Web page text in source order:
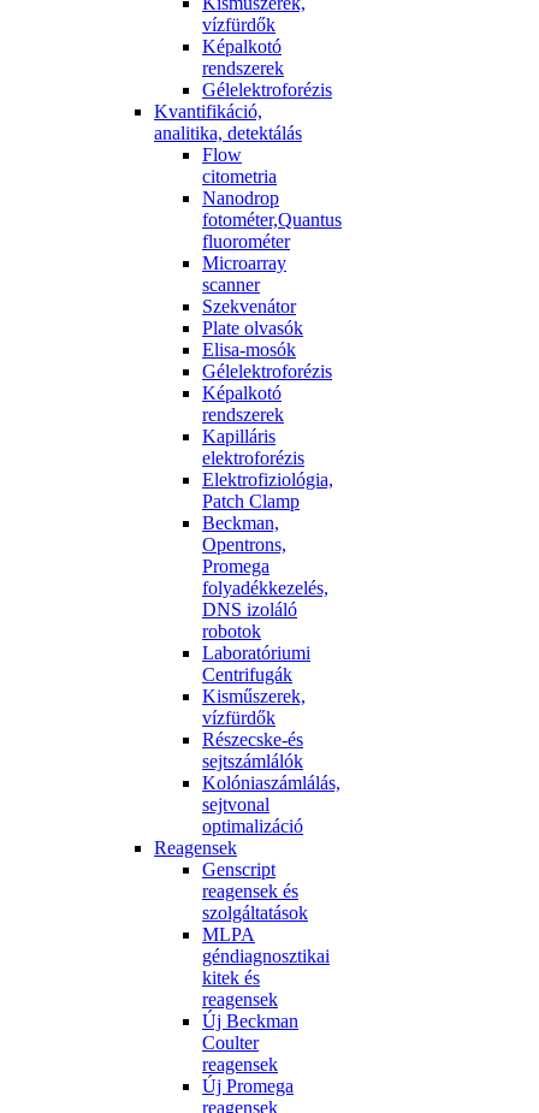
vízfürdők
Képalkotó
rendszerek
Gélelektroforézis
Kvantifikáció,
analitika, detektálás
Flow
citometria
Nanodrop
fotométer,Quantus
fluorométer
Microarray
scanner
Szekvenátor
Plate olvasók
Elisa-mosók
Gélelektroforézis
Képalkotó
rendszerek
Kapilláris
elektroforézis
Elektrofiziológia,
Patch Clamp
Beckman,
Opentrons,
Promega
folyadékkezelés,
DNS izoláló
robotok
Laboratóriumi
Centrifugák
Kisműszerek,
vízfürdők
Részecske-és
sejtszámlálók
Kolóniaszámlálás,
sejtvonal
optimalizáció
Reagensek
Genscript
reagensek és
szolgáltatások
MLPA
géndiagnosztikai
kitek és
reagensek
Új Beckman
Coulter
reagensek
Új Promega
reagensek